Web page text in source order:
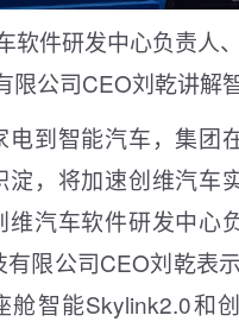
软件研发中心负责人
限公司CEO刘乾讲解
电到智能汽车，集团
淀，将加速创维汽车
维汽车软件研发中心
有限公司CEO刘乾表
舱智能Skylink2.0和